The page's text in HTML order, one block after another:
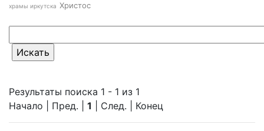
храмы иркутска Христос
Результаты поиска 1 - 1 из 1
Начало | Пред. | 1 | След. | Конец